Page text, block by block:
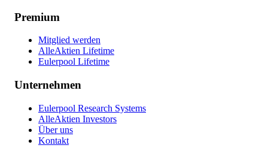
Premium
Mitglied werden
AlleAktien Lifetime
Eulerpool Lifetime
Unternehmen
Eulerpool Research Systems
AlleAktien Investors
Über uns
Kontakt